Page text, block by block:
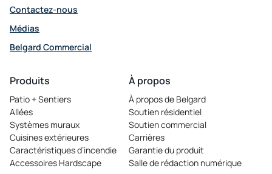
Contactez-nous
Médias
Belgard Commercial
in
new
tab
Produits
Patio + Sentiers
Allées
Systèmes muraux
Cuisines extérieures
Caractéristiques d’incendie
Accessoires Hardscape
À propos
À propos de Belgard
Soutien résidentiel
Soutien commercial
Carrières
opens
in
a
Garantie du produit
Salle de rédaction numérique